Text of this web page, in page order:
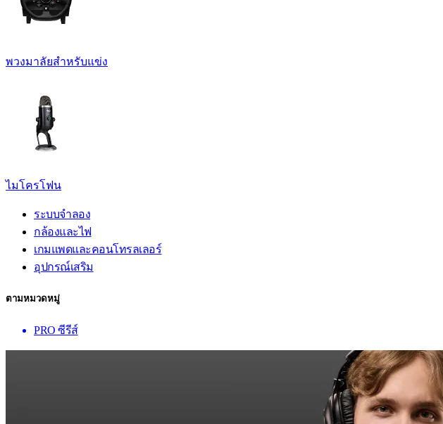
พวงมาลัยสำหรับแข่ง
ไมโครโฟน
ระบบจำลอง
กล้องและไฟ
เกมแพดและคอนโทรลเลอร์
อุปกรณ์เสริม
ตามหมวดหมู่
PRO ซีรีส์